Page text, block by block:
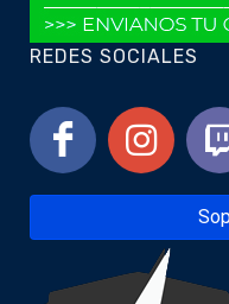
REDES SOCIALES